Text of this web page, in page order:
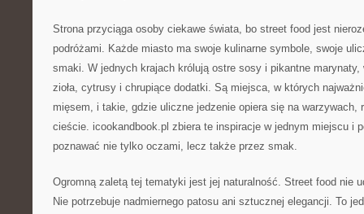
Strona przyciąga osoby ciekawe świata, bo street food jest
podróżami. Każde miasto ma swoje kulinarne symbole, swoje
smaki. W jednych krajach królują ostre sosy i pikantne marynaty,
zioła, cytrusy i chrupiące dodatki. Są miejsca, w których
mięsem, i takie, gdzie uliczne jedzenie opiera się na warzywach,
cieście. icookandbook.pl zbiera te inspiracje w jednym miejscu i
poznawać nie tylko oczami, lecz także przez smak.
Ogromną zaletą tej tematyki jest jej naturalność. Street food nie
Nie potrzebuje nadmiernego patosu ani sztucznej elegancji. To